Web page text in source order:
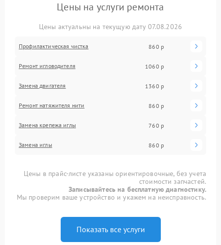
Цены на услуги ремонта
Цены актуальны на текущую дату 07.08.2026
Профилактическая чистка 860 р
Ремонт игловодителя 1060 р
Замена двигателя 1360 р
Ремонт натяжителя нити 860 р
Замена крепежа иглы 760 р
Замена иглы 860 р
Цены в прайс-листе указаны ориентировочные, без учета
стоимости запчастей.
Записывайтесь на бесплатную диагностику.
Мы проверим ваше устройство и укажем на неисправность.
Показать все услуги